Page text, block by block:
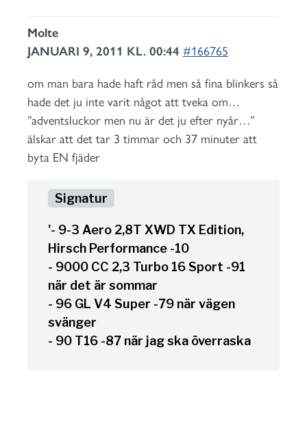
Molte
JANUARI 9, 2011 KL. 00:44 #166765
om man bara hade haft råd men så fina blinkers så
hade det ju inte varit något att tveka om…
”adventsluckor men nu är det ju efter nyår…”
älskar att det tar 3 timmar och 37 minuter att
byta EN fjäder
'- 9-3 Aero 2,8T XWD TX Edition,
Hirsch Performance -10
- 9000 CC 2,3 Turbo 16 Sport -91
när det är sommar
- 96 GL V4 Super -79 när vägen
svänger
- 90 T16 -87 när jag ska överraska